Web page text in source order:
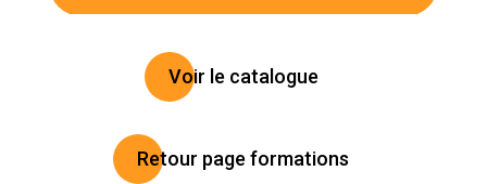
Voir le catalogue
Retour page formations